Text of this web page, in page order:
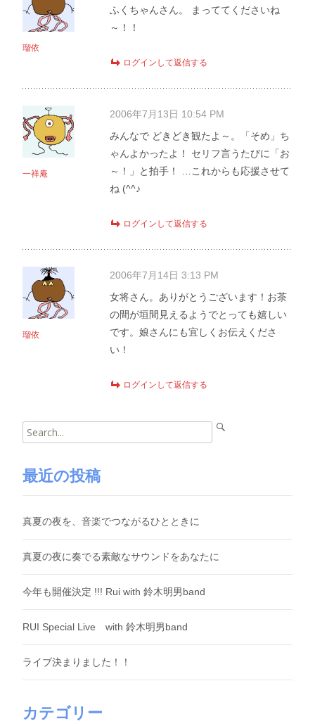
瑠依
ふくちゃんさん。 まっててくださいね
～！！
ログインして返信する
一祥庵
2006年7月13日 10:54 PM
みんなで どきどき観たよ～。「そめ」ち
ゃんよかったよ！ セリフ言うたびに「お
～！」と拍手！ …これからも応援させて
ね (^^♪
ログインして返信する
瑠依
2006年7月14日 3:13 PM
女将さん。ありがとうございます！お茶
の間が垣間見えるようでとっても嬉しい
です。娘さんにも宜しくお伝えくださ
い！
ログインして返信する
Search
for:
最近の投稿
真夏の夜を、音楽でつながるひとときに
真夏の夜に奏でる素敵なサウンドをあなたに
今年も開催決定 !!! Rui with 鈴木明男band
RUI Special Live with 鈴木明男band
ライブ決まりました！！
カテゴリー